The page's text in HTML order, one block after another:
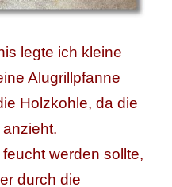
legte ich kleine
Alugrillpfanne
Holzkohle, da die
werden sollte,
durch die